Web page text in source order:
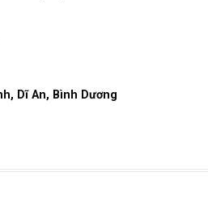
Dĩ An, Bình Dương